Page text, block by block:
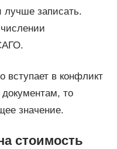
лучше записать.
вступает в конфликт
то
значение.
стоимость